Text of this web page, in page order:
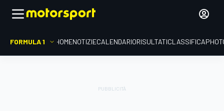
FORMULA 1 HOMENOTIZIECALENDARIORISULTATICLASSIFICA